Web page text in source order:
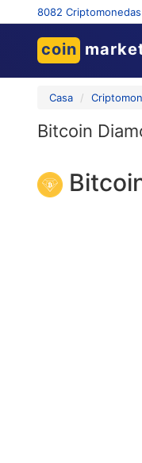
8082 Criptomonedas
coin
Casa
Bitcoin